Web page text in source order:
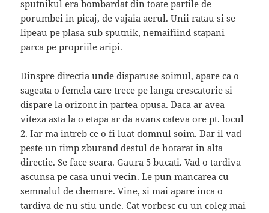
sputnikul era bombardat din toate partile de
porumbei in picaj, de vajaia aerul. Unii ratau si se
lipeau pe plasa sub sputnik, nemaifiind stapani
parca pe propriile aripi.
Dinspre directia unde disparuse soimul, apare ca o
sageata o femela care trece pe langa crescatorie si
dispare la orizont in partea opusa. Daca ar avea
viteza asta la o etapa ar da avans cateva ore pt. locul
2. Iar ma intreb ce o fi luat domnul soim. Dar il vad
peste un timp zburand destul de hotarat in alta
directie. Se face seara. Gaura 5 bucati. Vad o tardiva
ascunsa pe casa unui vecin. Le pun mancarea cu
semnalul de chemare. Vine, si mai apare inca o
tardiva de nu stiu unde. Cat vorbesc cu un coleg mai